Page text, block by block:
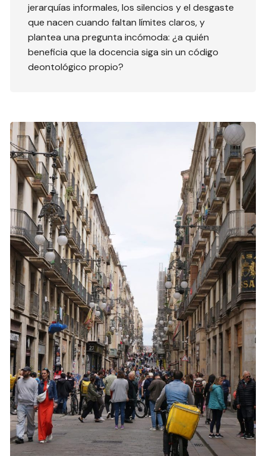
jerarquías informales, los silencios y el desgaste
que nacen cuando faltan límites claros, y
plantea una pregunta incómoda: ¿a quién
beneficia que la docencia siga sin un código
deontológico propio?